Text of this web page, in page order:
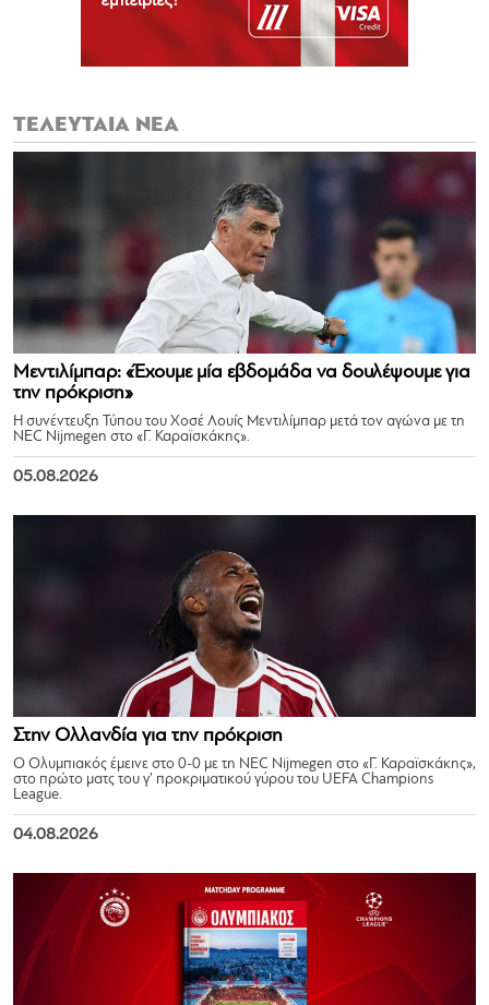
ΤΕΛΕΥΤΑΙΑ ΝΕΑ
Μεντιλίμπαρ: «Έχουμε μία εβδομάδα να δουλέψουμε για
την πρόκριση»
Η συνέντευξη Τύπου του Χοσέ Λουίς Μεντιλίμπαρ μετά τον αγώνα με τη
NEC Nijmegen στο «Γ. Καραϊσκάκης».
05.08.2026
Στην Ολλανδία για την πρόκριση
Ο Ολυμπιακός έμεινε στο 0-0 με τη NEC Nijmegen στο «Γ. Καραϊσκάκης»,
στο πρώτο ματς του γ’ προκριματικού γύρου του UEFA Champions
League.
04.08.2026